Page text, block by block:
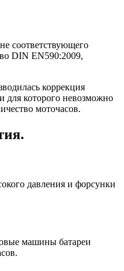
соответствующего
DIN EN590:2009,
коррекция
для которого невозможно
моточасов.
давления и форсунки
машины батареи